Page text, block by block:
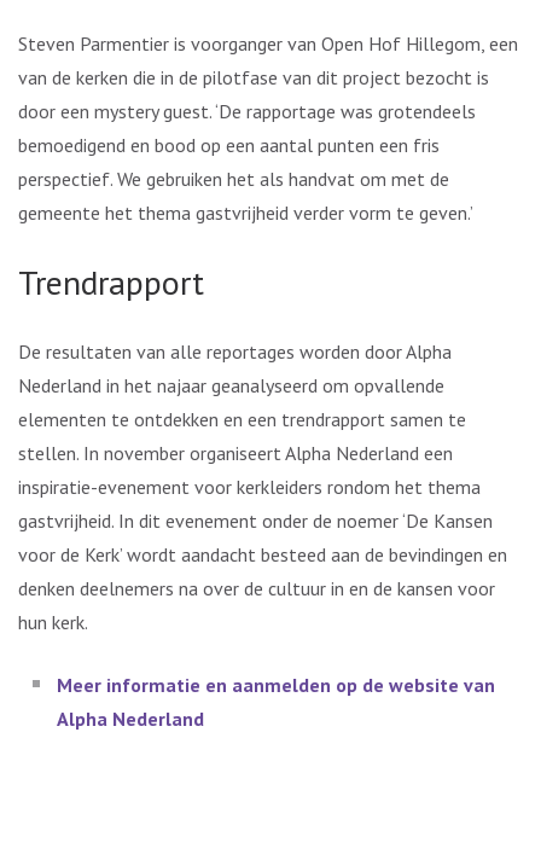
Steven Parmentier is voorganger van Open Hof Hillegom, een
van de kerken die in de pilotfase van dit project bezocht is
door een mystery guest. ‘De rapportage was grotendeels
bemoedigend en bood op een aantal punten een fris
perspectief. We gebruiken het als handvat om met de
gemeente het thema gastvrijheid verder vorm te geven.’
Trendrapport
De resultaten van alle reportages worden door Alpha
Nederland in het najaar geanalyseerd om opvallende
elementen te ontdekken en een trendrapport samen te
stellen. In november organiseert Alpha Nederland een
inspiratie-evenement voor kerkleiders rondom het thema
gastvrijheid. In dit evenement onder de noemer ‘De Kansen
voor de Kerk’ wordt aandacht besteed aan de bevindingen en
denken deelnemers na over de cultuur in en de kansen voor
hun kerk.
Meer informatie en aanmelden op de website van
Alpha Nederland